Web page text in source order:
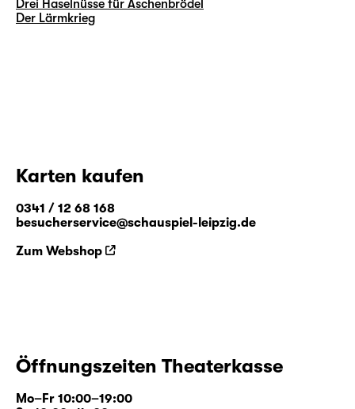
Drei Haselnüsse für Aschenbrödel
Der Lärmkrieg
Karten kaufen
0341 / 12 68 168
besucherservice@schauspiel-leipzig.de
Zum Webshop
Öffnungszeiten Theaterkasse
Mo–Fr 10:00–19:00